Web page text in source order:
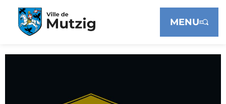
MENU
Panneau de gestion des cookies